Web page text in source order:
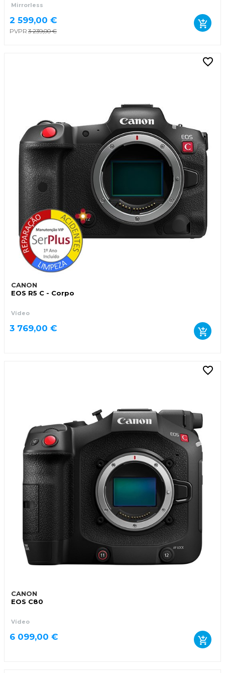
Mirrorless
2 599,00 €
PVPR 3 239,00 €
CANON
EOS R5 C - Corpo
Vídeo
3 769,00 €
CANON
EOS C80
Vídeo
6 099,00 €